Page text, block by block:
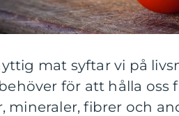
mat syftar vi på
för att hålla oss
mineraler, fibrer och